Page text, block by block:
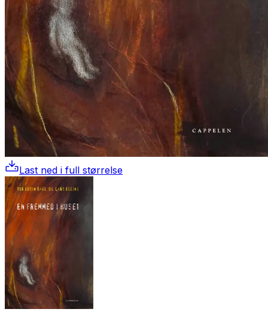
Last ned i full størrelse